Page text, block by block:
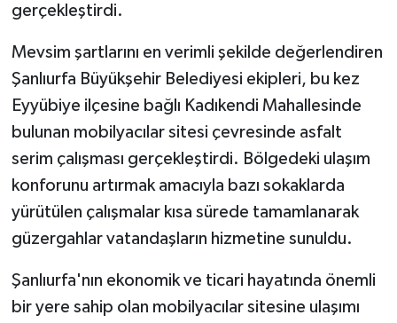
gerçekleştirdi.
Mevsim şartlarını en verimli şekilde değerlendiren
Şanlıurfa Büyükşehir Belediyesi ekipleri, bu kez
Eyyübiye ilçesine bağlı Kadıkendi Mahallesinde
bulunan mobilyacılar sitesi çevresinde asfalt
serim çalışması gerçekleştirdi. Bölgedeki ulaşım
konforunu artırmak amacıyla bazı sokaklarda
yürütülen çalışmalar kısa sürede tamamlanarak
güzergahlar vatandaşların hizmetine sunuldu.
Şanlıurfa'nın ekonomik ve ticari hayatında önemli
bir yere sahip olan mobilyacılar sitesine ulaşımı